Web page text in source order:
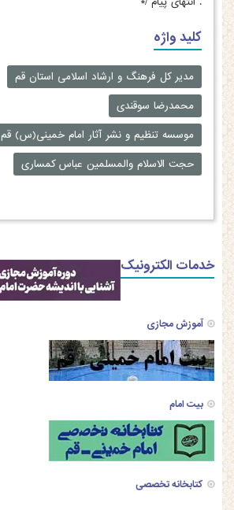
کلید واژه
مدیر کل فرهنگ و ارشاد اسلامی استان قم
محمدرضا سوقندی
موسسه تنظیم و نشر آثار امام خمینی(س) قم
حجت الاسلام والمسلمین عباس کمساری
خدمات الکترونیک
آموزش مجازی
بیت امام
کتابخانه تخصصی